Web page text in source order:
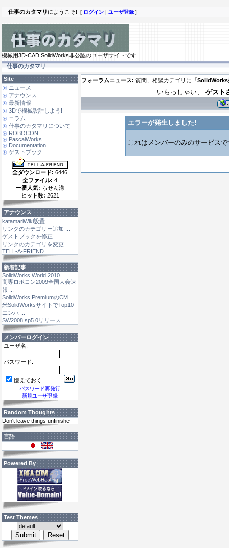
仕事のカタマリ にようこそ! [ ログイン | ユーザ登録 ]
機械用3D-CAD SolidWorks非公認のユーザサイトです
仕事のカタマリ
Site
ニュース
アナウンス
最新情報
3Dで機械設計しよう!
コラム
仕事のカタマリについて
ROBOCON
PascalWorks
Documentation
ゲストブック
全ダウンロード: 6446
全ファイル: 4
一番人気: らせん溝
ヒット数: 2621
アナウンス
katamariWiki設置
リンクのカテゴリー追加 ...
ゲストブックを修正 ...
リンクのカテゴリを変更 ...
TELL-A-FRIEND
新着記事
SolidWorks World 2010 ...
高専ロボコン2009全国大会速
報 ...
SolidWorks PremiumのCM
米SolidWorksサイトでTop10
エンハ ...
SW2008 sp5.0リリース
メンバーログイン
ユーザ名:
パスワード:
憶えておく
パスワード再発行
新規ユーザ登録
Random Thoughts
Don't leave things unfinishe
言語
Powered By
Test Themes
フォーラムニュース: 質問、相談カテゴリに 「
いらっしゃい、 ゲスト
エラーが発生しました!
これはメンバーのみのサービス